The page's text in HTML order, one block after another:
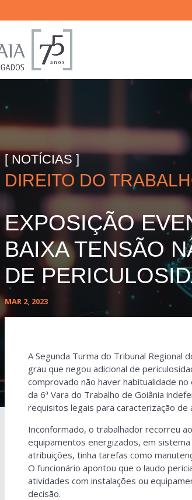
[ NOTÍCIAS ]
DIREITO DO
EXPOSIÇÃO
BAIXA TENSÃO
DE
MAR 2, 2023
A Segunda Turma do Tribunal Regional
grau que negou adicional de
comprovado não haver habitualidade
da 6ª Vara do Trabalho de Goiânia
requisitos legais para caracterização de
Inconformado, o trabalhador recorreu
equipamentos energizados, em
atribuições, tinha tarefas como
O funcionário apontou que o laudo
atividades com instalações ou
decisão.